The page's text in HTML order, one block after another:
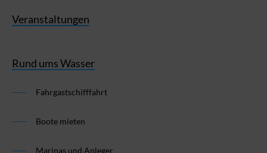
Veranstaltungen
Rund ums Wasser
Fahrgastschifffahrt
Boote mieten
Marinas und Anleger